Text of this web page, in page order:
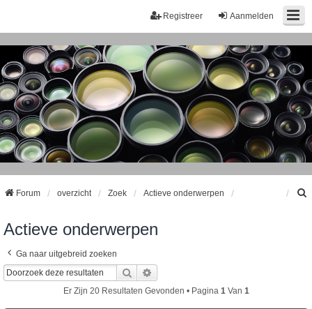
Aanmelden
Registreer
Forum overzicht Zoek Actieve onderwerpen
Actieve onderwerpen
Ga naar uitgebreid zoeken
Zoek
Er Zijn 20 Resultaten Gevonden • Pagina 1 Van 1